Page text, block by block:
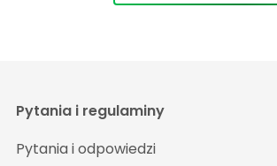
Pytania i regulaminy
Pytania i odpowiedzi